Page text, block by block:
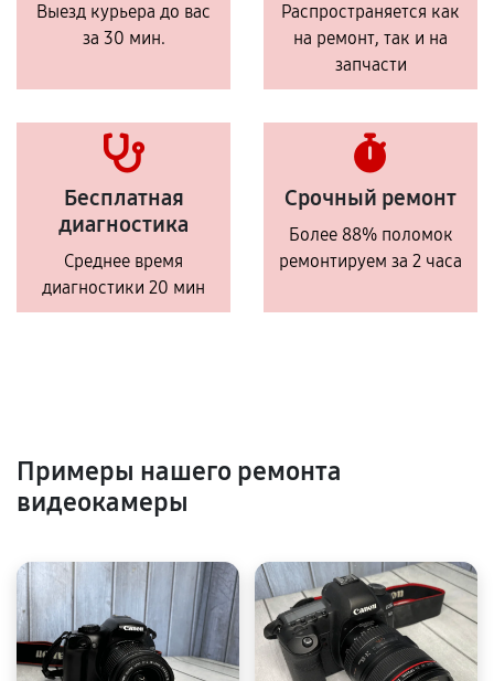
Выезд курьера до вас
за 30 мин.
Распространяется как
на ремонт, так и на
запчасти
Бесплатная
диагностика
Среднее время
диагностики 20 мин
Срочный ремонт
Более 88% поломок
ремонтируем за 2 часа
Примеры нашего ремонта
видеокамеры